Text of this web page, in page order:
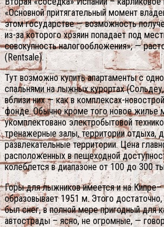
«Основной притягательный момент
этом государстве — возможность
из-за которого хозяин попадает под
совокупность налогообложения», —
(Rentsale).
Тут возможно купить апартаменты с
спальнями на лыжных курортах
вблизи них — как в комплексах-
фонде. Обычно кроме того новое жилье
укомплектовано электробытовой
тренажерные залы, территории отдыха,
развлекательные территории. Цена
расположенных в пешеходной
колеблется в диапазоне от 100 до 300
Горы для лыжников имеется и на
образовывает 1951 м. Этого
был снег, в полной мере пригодный для
автострады – ясно, не огромные, —